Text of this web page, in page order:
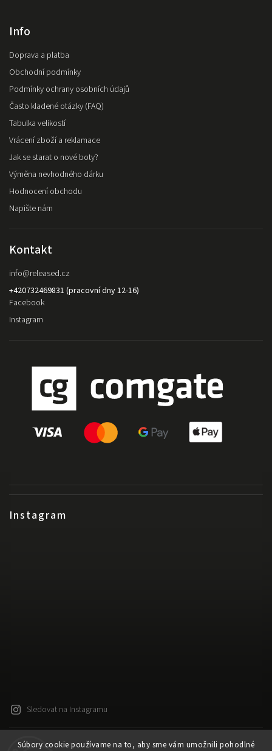
Súbory cookie používame na to, aby sme vám umožnili pohodlné
Instagram
Sledovat na Instagramu
Info
Doprava a platba
Obchodní podmínky
Podmínky ochrany osobních údajů
Často kladené otázky (FAQ)
Tabulka velikostí
Vrácení zboží a reklamace
Jak se starat o nové boty?
Výměna nevhodného dárku
Hodnocení obchodu
Napište nám
Kontakt
info@released.cz
+420732469831 (pracovní dny 12-16)
Facebook
Instagram